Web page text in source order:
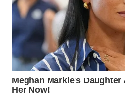
WN
SOLO
WN
BOROBUDUR
WN
MADURA